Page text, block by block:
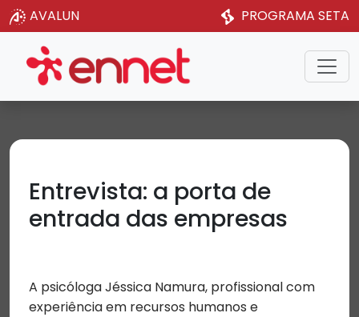
AVALUN PROGRAMA SETA
Entrevista: a porta de
entrada das empresas
A psicóloga Jéssica Namura, profissional com
experiência em recursos humanos e